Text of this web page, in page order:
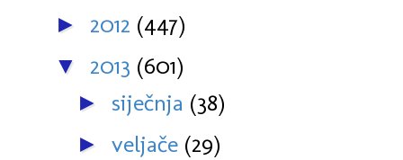
► 2012 (447)
▼ 2013 (601)
► siječnja (38)
► veljače (29)